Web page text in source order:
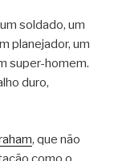
soldado, um
planejador, um
super-homem.
duro,
, que não